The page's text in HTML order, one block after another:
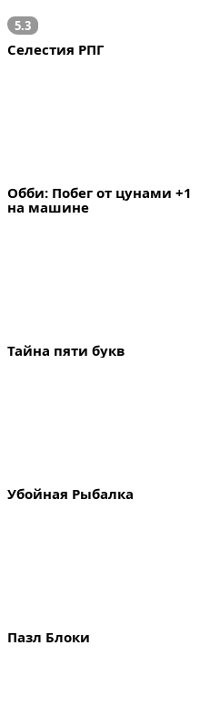
5.3
Селестия РПГ
Обби: Побег от цунами +1
на машине
Тайна пяти букв
Убойная Рыбалка
Пазл Блоки